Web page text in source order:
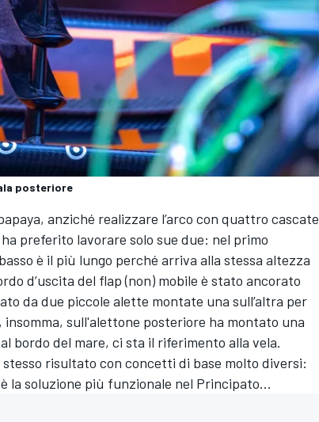
posteriore
anziché realizzare l’arco con quattro cascate
preferito lavorare solo sue due: nel primo
è il più lungo perché arriva alla stessa altezza
d’uscita del flap (non) mobile è stato ancorato
da due piccole alette montate una sull’altra per
sull'alettone posteriore ha montato una
bordo del mare, ci sta il riferimento alla vela.
risultato con concetti di base molto diversi:
la soluzione più funzionale nel Principato...